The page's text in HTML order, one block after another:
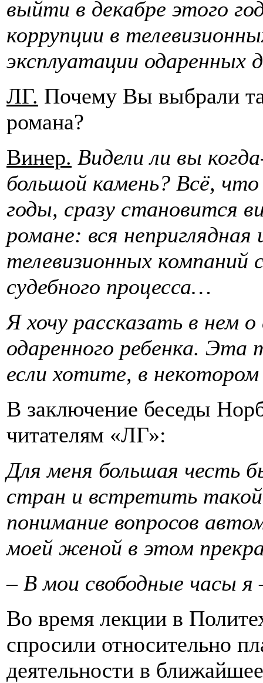
выйти в декабре этого
коррупции в
эксплуатации одаренных
ЛГ. Почему Вы выбрали
романа?
Винер. Видели ли вы
большой камень? Всё, что
годы, сразу становится
романе: вся
телевизионных компаний
судебного процесса…
Я хочу рассказать в нем
одаренного ребенка.
если хотите, в
В заключение беседы
читателям «ЛГ»:
Для меня большая честь
стран и встретить
понимание вопросов
моей женой в этом
– В мои свободные часы я
Во время лекции в
спросили относительно
деятельности в